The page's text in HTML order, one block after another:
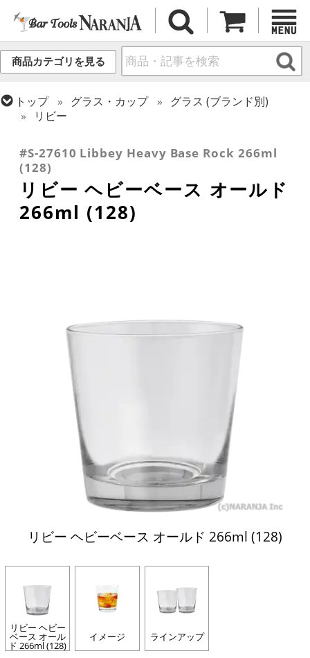
商品カテゴリを見る
トップ グラス・カップ
グラス (ブランド別)
リビー
ロックグラス
#S-27610 Libbey Heavy Base Rock 266ml
(128)
リビー ヘビーベース オールド
266ml (128)
リビー ヘビーベース オールド 266ml (128)
リビー ヘビー
ベース オール
ド 266ml (128)
イメージ ラインアップ